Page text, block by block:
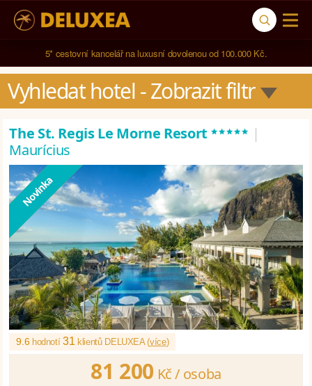
5* cestovní kancelář na luxusní dovolenou od 100.000 Kč.
Vyhledat hotel - Zobrazit filtr
The St. Regis Le Morne Resort ***** |
Maurícius
9.6 hodnotí31 klientů DELUXEA (více)
81 200 Kč / osoba